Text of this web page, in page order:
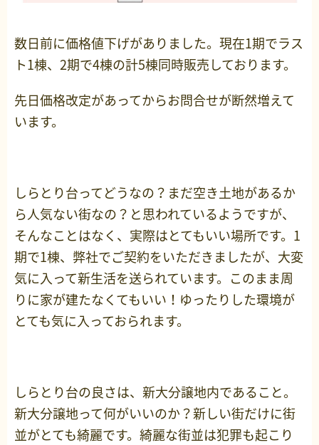
数日前に価格値下げがありました。現在1期でラス
ト1棟、2期で4棟の計5棟同時販売しております。
先日価格改定があってからお問合せが断然増えて
います。
しらとり台ってどうなの？まだ空き土地があるか
ら人気ない街なの？と思われているようですが、
そんなことはなく、実際はとてもいい場所です。1
期で1棟、弊社でご契約をいただきましたが、大変
気に入って新生活を送られています。このまま周
りに家が建たなくてもいい！ゆったりした環境が
とても気に入っておられます。
しらとり台の良さは、新大分譲地内であること。
新大分譲地って何がいいのか？新しい街だけに街
並がとても綺麗です。綺麗な街並は犯罪も起こり